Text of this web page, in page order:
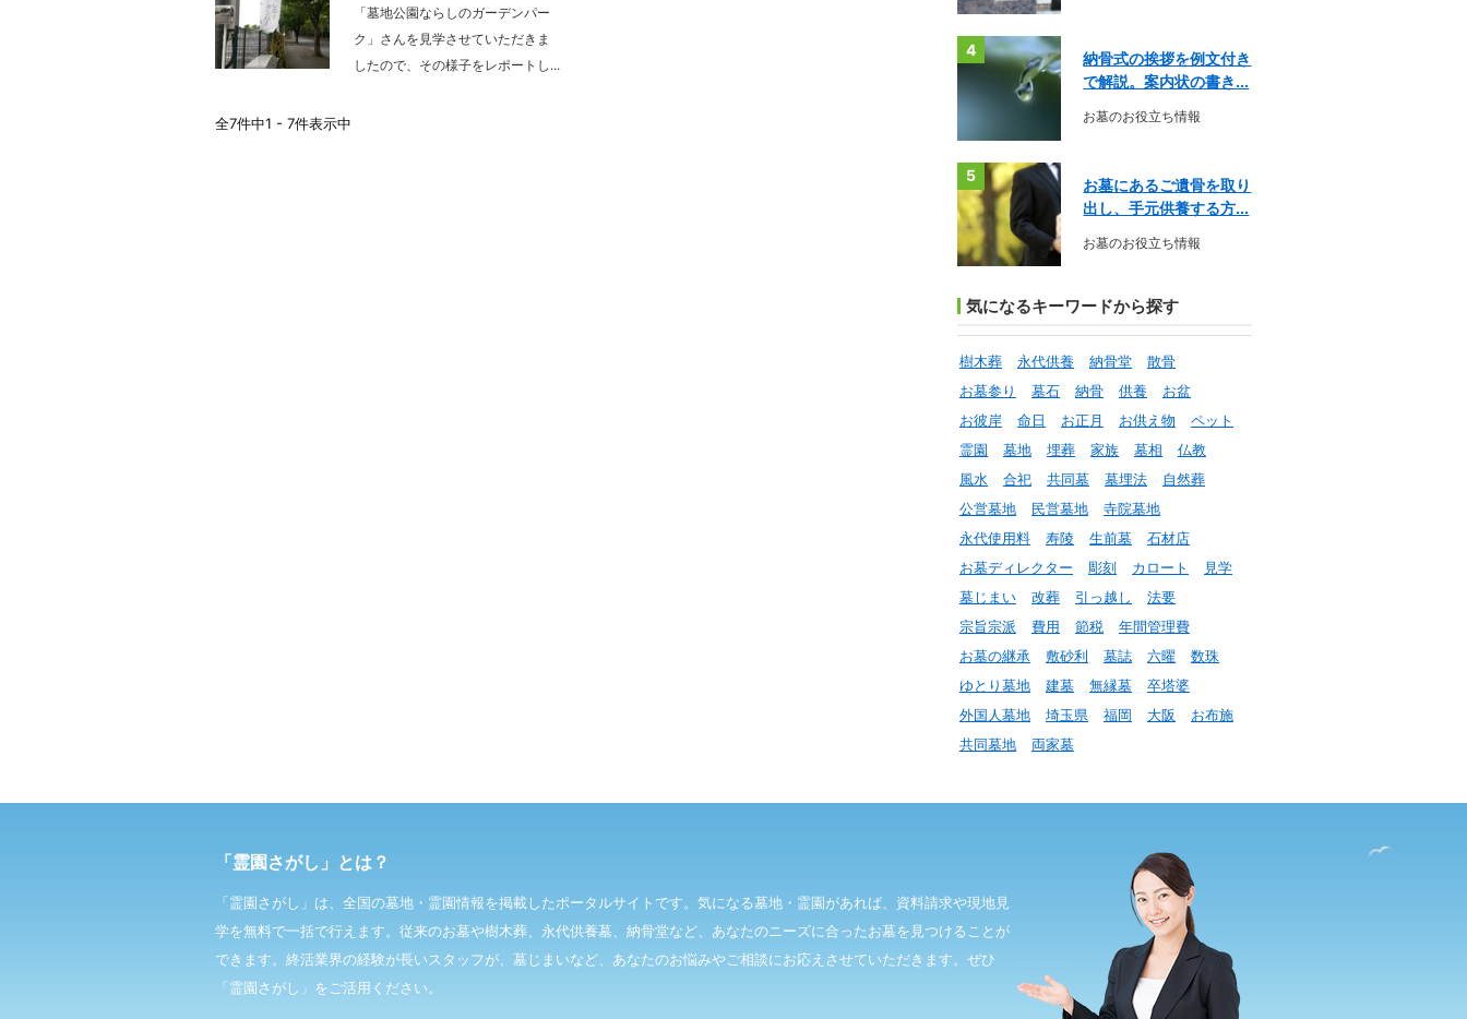
「墓地公園ならしのガーデンパー
ク」さんを見学させていただきま
したので、その様子をレポートし...
全7件中1 - 7件表示中
4
納骨式の挨拶を例文付き
で解説。案内状の書き...
お墓のお役立ち情報
5
お墓にあるご遺骨を取り
出し、手元供養する方...
お墓のお役立ち情報
気になるキーワードから探す
樹木葬 永代供養 納骨堂
散骨
お墓参り
墓石 納骨 供養
お盆
お彼岸
命日 お正月 お供え物
ペット
霊園
墓地 埋葬 家族 墓相
仏教
風水
合祀 共同墓 墓埋法
自然葬
公営墓地
民営墓地
寺院墓地
永代使用料
寿陵 生前墓
石材店
お墓ディレクター
彫刻 カロート
見学
墓じまい
改葬 引っ越し
法要
宗旨宗派
費用 節税
年間管理費
お墓の継承
敷砂利 墓誌 六曜
数珠
ゆとり墓地
建墓 無縁墓
卒塔婆
外国人墓地
埼玉県 福岡 大阪
お布施
共同墓地
両家墓
「霊園さがし」とは？
「霊園さがし」は、全国の墓地・霊園情報を掲載したポータルサイトです。気になる墓地・霊園があれば、資料請求や現地見
学を無料で一括で行えます。従来のお墓や樹木葬、永代供養墓、納骨堂など、あなたのニーズに合ったお墓を見つけることが
できます。終活業界の経験が長いスタッフが、墓じまいなど、あなたのお悩みやご相談にお応えさせていただきます。ぜひ
「霊園さがし」をご活用ください。